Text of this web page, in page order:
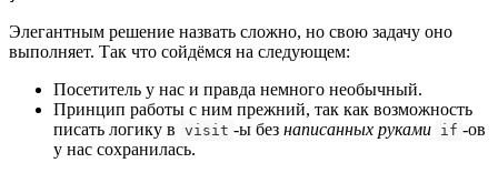
Элегантным решение назвать сложно, но свою задачу оно
выполняет. Так что сойдёмся на следующем:
Посетитель у нас и правда немного необычный.
Принцип работы с ним прежний, так как возможность
писать логику в visit -ы без написанных руками if -ов
у нас сохранилась.